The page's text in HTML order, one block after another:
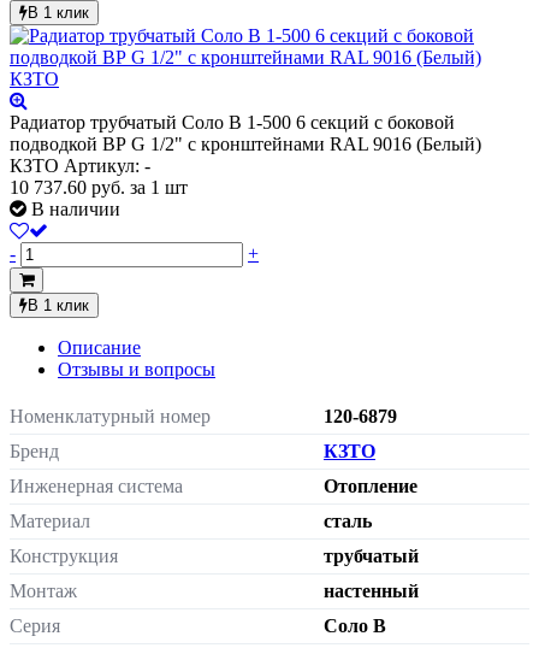
В 1 клик
Радиатор трубчатый Соло В 1-500 6 секций с боковой
подводкой ВР G 1/2" с кронштейнами RAL 9016 (Белый)
КЗТО Артикул: -
10 737.60 руб. за 1 шт
В наличии
- +
В 1 клик
Описание
Отзывы и вопросы
Номенклатурный номер
120-6879
Бренд
КЗТО
Инженерная система
Отопление
Материал
сталь
Конструкция
трубчатый
Монтаж
настенный
Серия
Соло В